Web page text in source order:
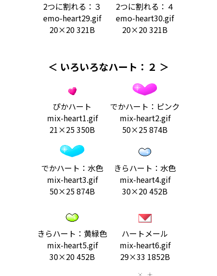
2つに割れる：３
emo-heart29.gif
20×20 321B
2つに割れる：４
emo-heart30.gif
20×20 321B
＜ いろいろなハート：２ ＞
ぴかハート
mix-heart1.gif
21×25 350B
でかハート：ピンク
mix-heart2.gif
50×25 874B
でかハート：水色
mix-heart3.gif
50×25 874B
きらハート：水色
mix-heart4.gif
30×20 452B
きらハート：黄緑色
mix-heart5.gif
30×20 452B
ハートメール
mix-heart6.gif
29×33 1852B